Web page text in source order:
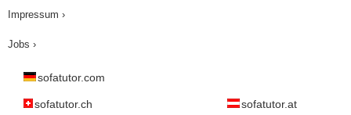
Impressum ›
Jobs ›
sofatutor.com
sofatutor.ch sofatutor.at